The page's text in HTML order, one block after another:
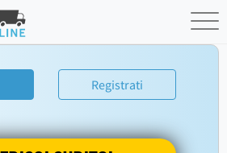
Registrati